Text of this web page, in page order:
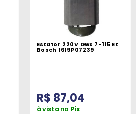
Estator 220V Gws 7-115 Et
Bosch 1619P07239
R$ 87,04
à vista no Pix